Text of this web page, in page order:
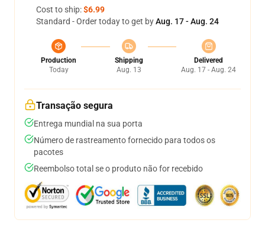
Cost to ship:$6.99
Standard - Order today to get byAug. 17 - Aug. 24
Production
Today
Shipping
Aug. 13
Delivered
Aug. 17 - Aug. 24
Transação segura
Entrega mundial na sua porta
Número de rastreamento fornecido para todos os
pacotes
Reembolso total se o produto não for recebido